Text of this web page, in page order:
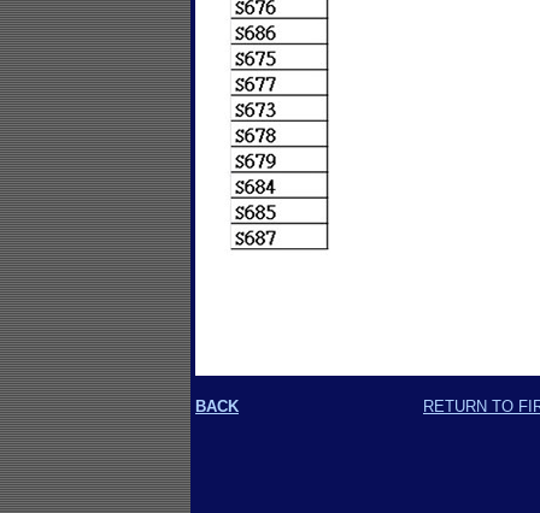
BACK RETURN TO